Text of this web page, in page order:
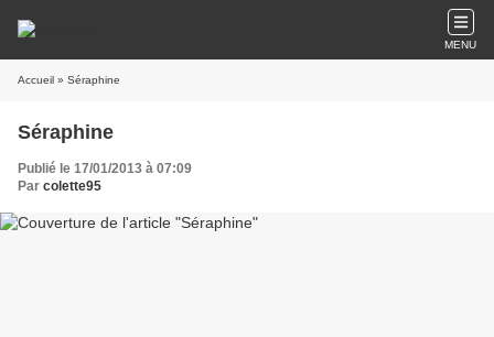
MENU
Accueil » Séraphine
Séraphine
Publié le 17/01/2013 à 07:09
Par colette95